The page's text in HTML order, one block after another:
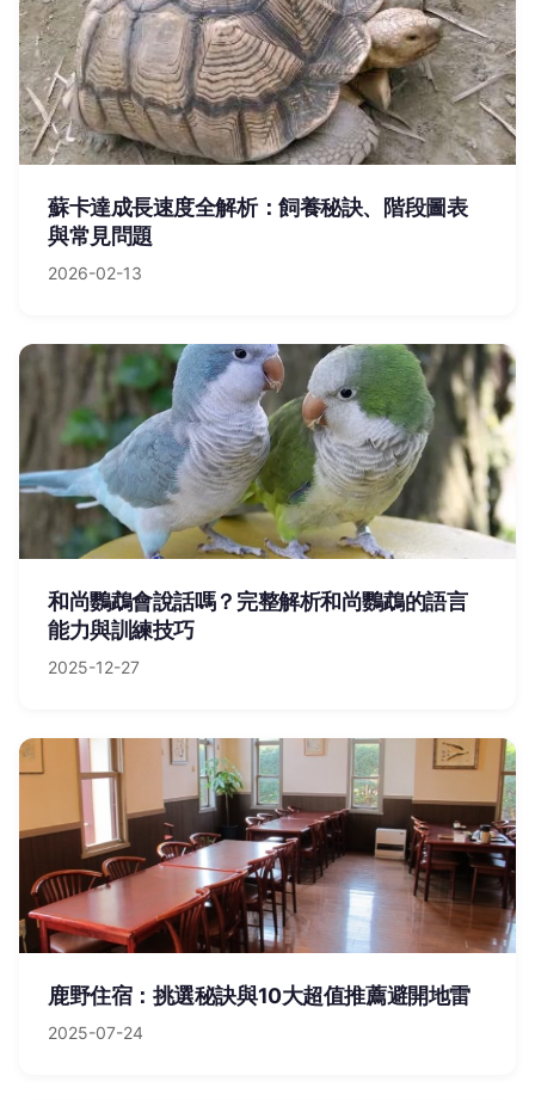
蘇卡達成長速度全解析：飼養秘訣、階段圖表
與常見問題
2026-02-13
和尚鸚鵡會說話嗎？完整解析和尚鸚鵡的語言
能力與訓練技巧
2025-12-27
鹿野住宿：挑選秘訣與10大超值推薦避開地雷
2025-07-24